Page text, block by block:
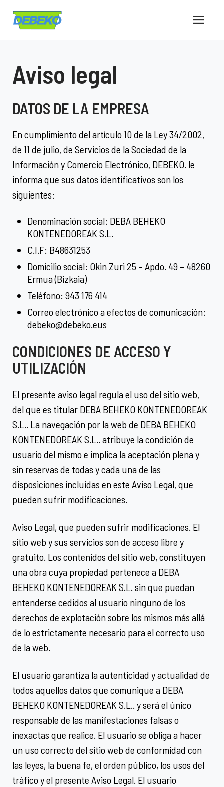
Aviso legal
DATOS DE LA EMPRESA
En cumplimiento del artículo 10 de la Ley 34/2002,
de 11 de julio, de Servicios de la Sociedad de la
Información y Comercio Electrónico, DEBEKO. le
informa que sus datos identificativos son los
siguientes:
Denominación social: DEBA BEHEKO
KONTENEDOREAK S.L.
C.I.F: B48631253
Domicilio social: Okin Zuri 25 – Apdo. 49 – 48260
Ermua (Bizkaia)
Teléfono: 943 176 414
Correo electrónico a efectos de comunicación:
debeko@debeko.eus
CONDICIONES DE ACCESO Y
UTILIZACIÓN
El presente aviso legal regula el uso del sitio web,
del que es titular DEBA BEHEKO KONTENEDOREAK
S.L.. La navegación por la web de DEBA BEHEKO
KONTENEDOREAK S.L.. atribuye la condición de
usuario del mismo e implica la aceptación plena y
sin reservas de todas y cada una de las
disposiciones incluidas en este Aviso Legal, que
pueden sufrir modificaciones.
Aviso Legal, que pueden sufrir modificaciones. El
sitio web y sus servicios son de acceso libre y
gratuito. Los contenidos del sitio web, constituyen
una obra cuya propiedad pertenece a DEBA
BEHEKO KONTENEDOREAK S.L. sin que puedan
entenderse cedidos al usuario ninguno de los
derechos de explotación sobre los mismos más allá
de lo estrictamente necesario para el correcto uso
de la web.
El usuario garantiza la autenticidad y actualidad de
todos aquellos datos que comunique a DEBA
BEHEKO KONTENEDOREAK S.L.. y será el único
responsable de las manifestaciones falsas o
inexactas que realice. El usuario se obliga a hacer
un uso correcto del sitio web de conformidad con
las leyes, la buena fe, el orden público, los usos del
tráfico y el presente Aviso Legal. El usuario